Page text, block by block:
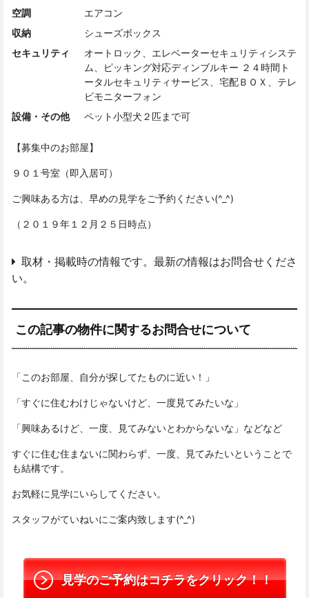
空調
エアコン
収納
シューズボックス
セキュリティ
オートロック、エレベーターセキュリティシステ
ム、ピッキング対応ディンブルキー ２４時間ト
ータルセキュリティサービス、宅配ＢＯＸ、テレ
ビモニターフォン
設備・その他
ペット小型犬２匹まで可
【募集中のお部屋】
９０１号室（即入居可）
ご興味ある方は、早めの見学をご予約ください(^_^)
（２０１９年１２月２５日時点）
取材・掲載時の情報です。最新の情報はお問合せくださ
い。
この記事の物件に関するお問合せについて
「このお部屋、自分が探してたものに近い！」
「すぐに住むわけじゃないけど、一度見てみたいな」
「興味あるけど、一度、見てみないとわからないな」などなど
すぐに住む住まないに関わらず、一度、見てみたいということで
も結構です。
お気軽に見学にいらしてください。
スタッフがていねいにご案内致します(^_^)
見学のご予約はコチラをクリック！！